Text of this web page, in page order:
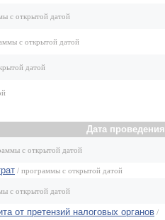
с открытой датой
с открытой датой
датой
Дата проведения
с открытой датой
/ программы с открытой датой
с открытой датой
от претензий налоговых органов /